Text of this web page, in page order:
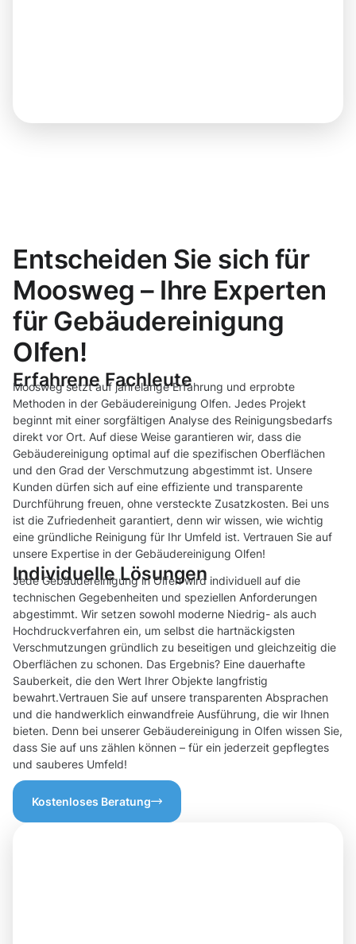
Entscheiden Sie sich für
Moosweg – Ihre Experten
für Gebäudereinigung
Olfen!
Erfahrene Fachleute
Moosweg setzt auf jahrelange Erfahrung und erprobte
Methoden in der Gebäudereinigung Olfen. Jedes Projekt
beginnt mit einer sorgfältigen Analyse des Reinigungsbedarfs
direkt vor Ort. Auf diese Weise garantieren wir, dass die
Gebäudereinigung optimal auf die spezifischen Oberflächen
und den Grad der Verschmutzung abgestimmt ist. Unsere
Kunden dürfen sich auf eine effiziente und transparente
Durchführung freuen, ohne versteckte Zusatzkosten. Bei uns
ist die Zufriedenheit garantiert, denn wir wissen, wie wichtig
eine gründliche Reinigung für Ihr Umfeld ist. Vertrauen Sie auf
unsere Expertise in der Gebäudereinigung Olfen!
Individuelle Lösungen
Jede Gebäudereinigung in Olfen wird individuell auf die
technischen Gegebenheiten und speziellen Anforderungen
abgestimmt. Wir setzen sowohl moderne Niedrig- als auch
Hochdruckverfahren ein, um selbst die hartnäckigsten
Verschmutzungen gründlich zu beseitigen und gleichzeitig die
Oberflächen zu schonen. Das Ergebnis? Eine dauerhafte
Sauberkeit, die den Wert Ihrer Objekte langfristig
bewahrt.Vertrauen Sie auf unsere transparenten Absprachen
und die handwerklich einwandfreie Ausführung, die wir Ihnen
bieten. Denn bei unserer Gebäudereinigung in Olfen wissen Sie,
dass Sie auf uns zählen können – für ein jederzeit gepflegtes
und sauberes Umfeld!
Kostenloses Beratung